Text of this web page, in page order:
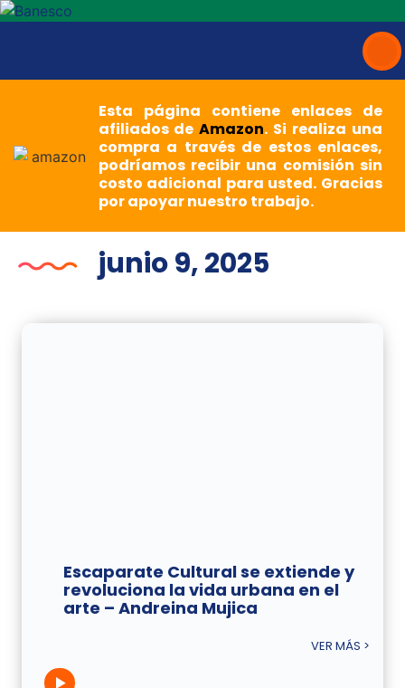
Esta página contiene enlaces de
afiliados deAmazon. Si realiza una
compra a través de estos enlaces,
podríamos recibir una comisión sin
costo adicional para usted. Gracias
por apoyar nuestro trabajo.
junio 9, 2025
Escaparate Cultural se extiende y
revoluciona la vida urbana en el
arte – Andreina Mujica
VER MÁS >